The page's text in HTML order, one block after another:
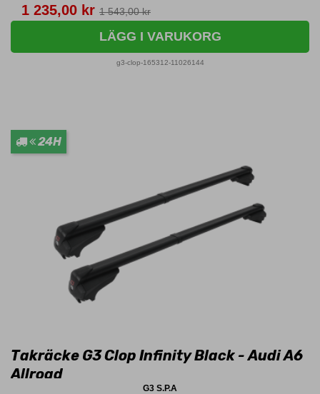
Pris
1 235,00 kr 1 543,00 kr
LÄGG I VARUKORG
g3-clop-165312-11026144
Takräcke G3 Clop Infinity Black - Audi A6
Allroad
G3 S.P.A
24H